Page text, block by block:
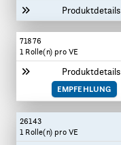
Produktdetails
71876
1 Rolle(n) pro VE
Produktdetails
EMPFEHLUNG
26143
1 Rolle(n) pro VE